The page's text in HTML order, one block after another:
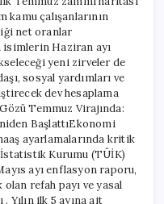
kamu çalışanlarının
net oranlar
isimlerin Haziran ayı
yeni zirveler de
sosyal yardımları ve
dev hesaplama
Temmuz Virajında:
BaşlattıEkonomi
ayarlamalarında kritik
Kurumu (TÜİK)
ayı enflasyon raporu,
refah payı ve yasal
Yılın ilk 5 ayına ait